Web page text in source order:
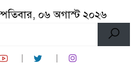
০৬ অগাস্ট ২০২৬